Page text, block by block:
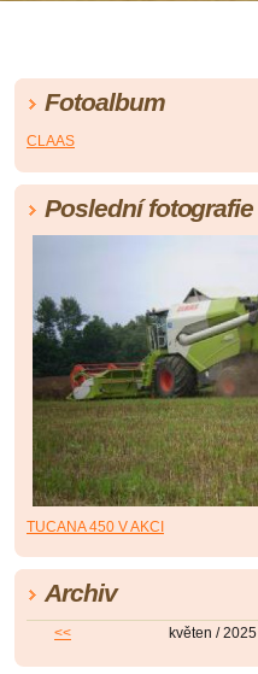
Fotoalbum
CLAAS
Poslední fotografie
TUCANA 450 V AKCI
Archiv
<< květen / 2025